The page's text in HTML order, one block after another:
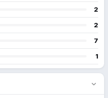
2
2
7
1
expand_more